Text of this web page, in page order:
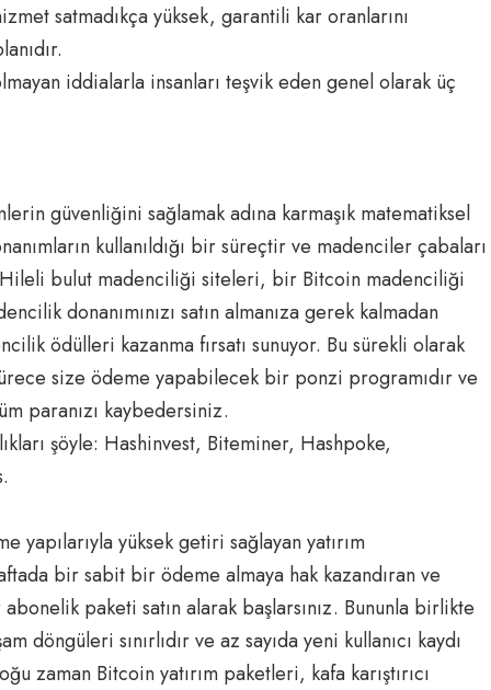
satmadıkça yüksek, garantili kar oranlarını
iddialarla insanları teşvik eden genel olarak üç
güvenliğini sağlamak adına karmaşık matematiksel
kullanıldığı bir süreçtir ve madenciler çabaları
bulut madenciliği siteleri, bir Bitcoin madenciliği
donanımınızı satın almanıza gerek kalmadan
ödülleri kazanma fırsatı sunuyor. Bu sürekli olarak
size ödeme yapabilecek bir ponzi programıdır ve
paranızı kaybedersiniz.
şöyle: Hashinvest, Biteminer, Hashpoke,
yapılarıyla yüksek getiri sağlayan yatırım
bir sabit bir ödeme almaya hak kazandıran ve
paketi satın alarak başlarsınız. Bununla birlikte
döngüleri sınırlıdır ve az sayıda yeni kullanıcı kaydı
zaman Bitcoin yatırım paketleri, kafa karıştırıcı